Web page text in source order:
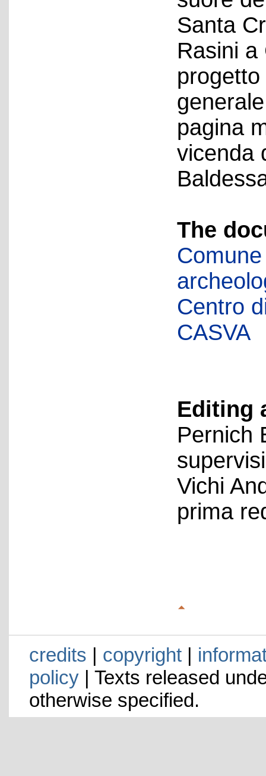
Santa
Rasini
pagina
vicenda
The
Centro
CASVA
Editing
Pernich
Vichi
prima
credits | copyright|
policy| Texts released
otherwise specified.